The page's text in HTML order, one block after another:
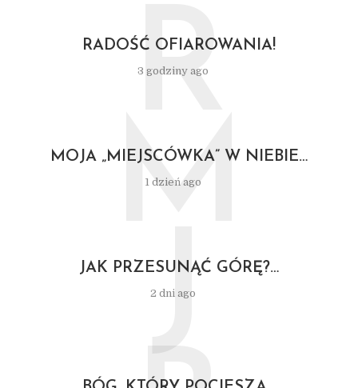
RADOŚĆ OFIAROWANIA!
3 godziny ago
R
MOJA „MIEJSCÓWKA” W NIEBIE…
1 dzień ago
M
JAK PRZESUNĄĆ GÓRĘ?…
2 dni ago
J